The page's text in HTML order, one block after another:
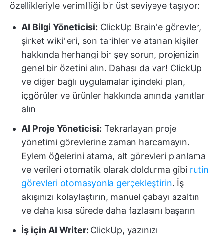
özellikleriyle verimliliği bir üst seviyeye taşıyor:
AI Bilgi Yöneticisi: ClickUp Brain'e görevler,
şirket wiki'leri, son tarihler ve atanan kişiler
hakkında herhangi bir şey sorun, projenizin
genel bir özetini alın. Dahası da var! ClickUp
ve diğer bağlı uygulamalar içindeki plan,
içgörüler ve ürünler hakkında anında yanıtlar
alın
AI Proje Yöneticisi: Tekrarlayan proje
yönetimi görevlerine zaman harcamayın.
Eylem öğelerini atama, alt görevleri planlama
ve verileri otomatik olarak doldurma gibi rutin
görevleri otomasyonla gerçekleştirin. İş
akışınızı kolaylaştırın, manuel çabayı azaltın
ve daha kısa sürede daha fazlasını başarın
İş için AI Writer: ClickUp, yazınızı